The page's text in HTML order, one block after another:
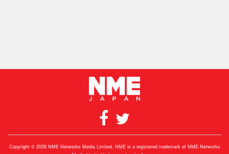
Copyright © 2026 NME Networks Media Limited. NME is a registered trademark of NME Networks